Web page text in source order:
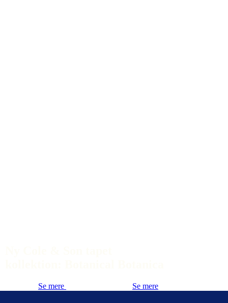
Se mere Se mere